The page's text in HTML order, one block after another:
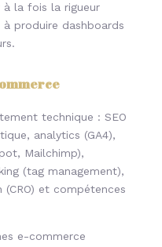
la fois la rigueur
produire dashboards
technique : SEO
analytics (GA4),
Mailchimp),
(tag management),
et compétences
e-commerce